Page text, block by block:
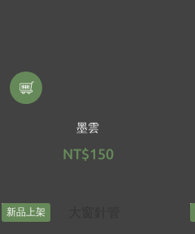
墨雲
NT$150
新品上架